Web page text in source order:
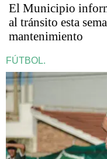
El Municipio
al tránsito esta
mantenimiento
FÚTBOL.